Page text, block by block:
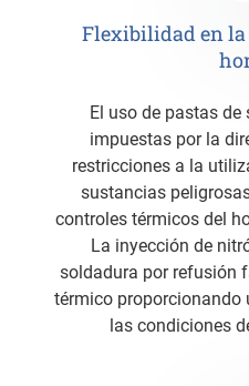
Flexibilidad en
El uso de pastas de soldadura sin plomo
impuestas por la
restricciones a la
sustancias
controles térmicos del
La inyección de
soldadura por refusión
térmico proporcionando
las condiciones